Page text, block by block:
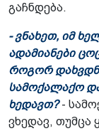
გაჩნდება.
- ვნახეთ, იმ
ადამიანები
როგორ
სამოქალაქო
ხედავთ?-
ვხედავ,